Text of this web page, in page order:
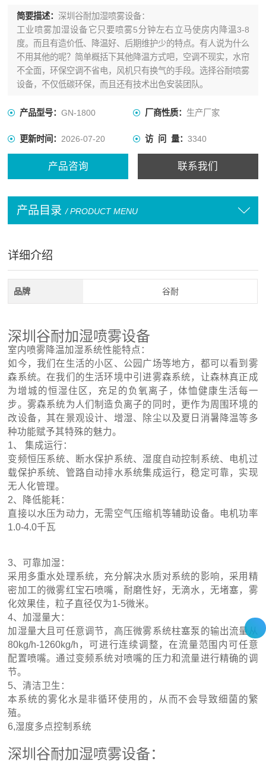
简要描述： 深圳谷耐加湿喷雾设备：
工业喷雾加湿设备它只要喷雾5分钟左右立马使房内降温3-8
度。而且有造价低、降温好、后期维护少的特点。有人说为什么
不用其他的呢？简单概括下其他降温方式吧，空调不现实，水帘
不全面，环保空调不省电，风机只有换气的手段。选择谷耐喷雾
设备，不仅低碳环保，而且还有技术出色安装团队。
产品型号：GN-1800 厂商性质： 生产厂家
更新时间：2026-07-20 访 问 量： 3340
产品咨询 联系我们
产品目录 / PRODUCT MENU
详细介绍
品牌 谷耐
深圳谷耐加湿喷雾设备
室内喷雾降温加湿系统性能特点：
如今，我们在生活的小区、公园广场等地方，都可以看到雾
森系统。在我们的生活环境中引进雾森系统，让森林真正成
为增城的恒湿住区，充足的负氧离子，体恤健康生活每一
步。雾森系统为人们制造负离子的同时，更作为周围环境的
改设备，其在景观设计、增湿、除尘以及夏日消暑降温等多
种功能赋予其特殊的魅力。
1、 集成运行：
变频恒压系统、断水保护系统、湿度自动控制系统、电机过
载保护系统、管路自动排水系统集成运行，稳定可靠，实现
无人化管理。
2、降低能耗：
直接以水压为动力，无需空气压缩机等辅助设备。电机功率
1.0-4.0千瓦
3、可靠加湿：
采用多重水处理系统，充分解决水质对系统的影响，采用精
密加工的微雾红宝石喷嘴，耐磨性好，无滴水，无堵塞，雾
化效果佳，粒子直径仅为1-5微米。
4、加湿量大：
加湿量大且可任意调节，高压微雾系统柱塞泵的输出流量从
80kg/h-1260kg/h，可进行连续调整，在流量范围内可任意
配置喷嘴。通过变频系统对喷嘴的压力和流量进行精确的调
节。
5、清洁卫生：
本系统的雾化水是非循环使用的，从而不会导致细菌的繁
殖。
6,湿度多点控制系统
深圳谷耐加湿喷雾设备：